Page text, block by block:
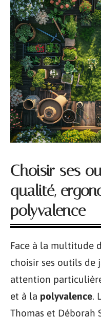
Choisir ses
qualité,
polyvalence
Face à la multitude
choisir ses outils de
attention
et à la polyvalence.
Thomas et Déborah